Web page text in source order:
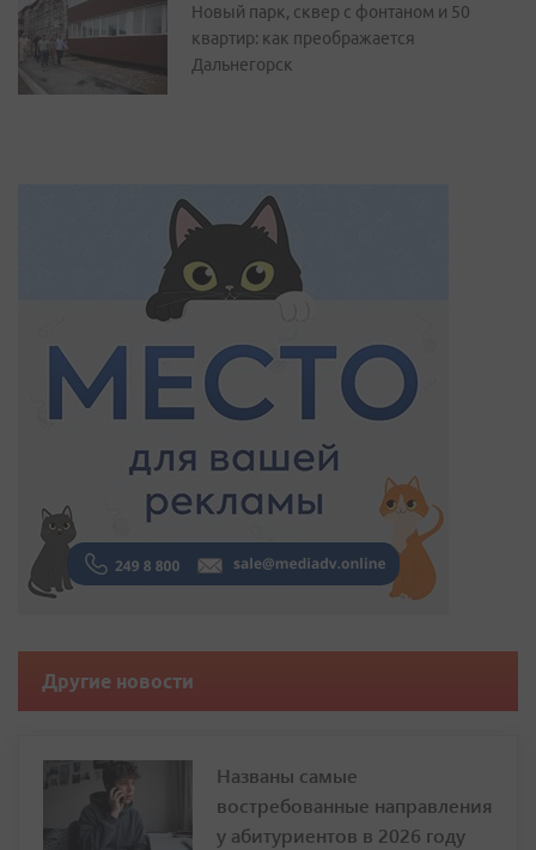
Новый парк, сквер с фонтаном и 50
квартир: как преображается
Дальнегорск
Другие новости
Названы самые
востребованные направления
у абитуриентов в 2026 году